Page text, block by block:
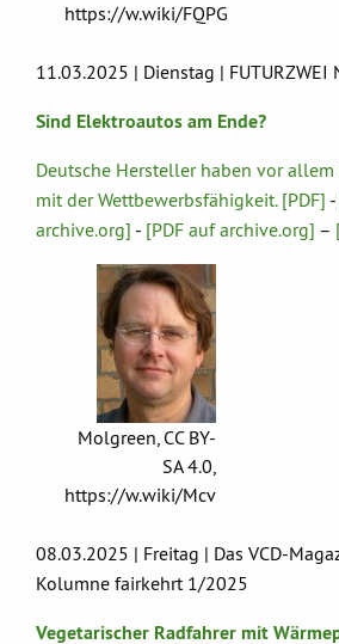
https://w.wiki/FQPG
11.03.2025 | Dienstag | FUTURZWEI
Sind Elektroautos am Ende?
Deutsche Hersteller haben vor
mit der Wettbewerbsfähigkeit. [PDF] -
archive.org] - [PDF auf archive.org] –
Molgreen, CC BY-
SA 4.0,
https://w.wiki/Mcv
08.03.2025 | Freitag | Das VCD-
Kolumne fairkehrt 1/2025
Vegetarischer Radfahrer mit